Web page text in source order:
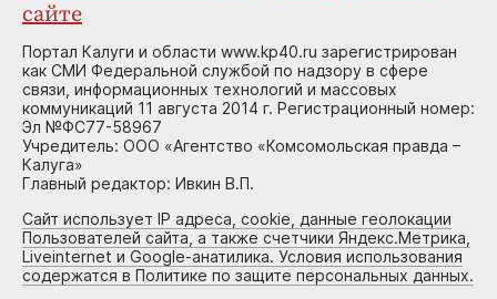
сайте
Портал Калуги и области www.kp40.ru зарегистрирован
как СМИ Федеральной службой по надзору в сфере
связи, информационных технологий и массовых
коммуникаций 11 августа 2014 г. Регистрационный номер:
Эл №ФС77-58967
Учредитель: ООО «Агентство «Комсомольская правда –
Калуга»
Главный редактор: Ивкин В.П.
Сайт использует IP адреса, cookie, данные геолокации
Пользователей сайта, а также счетчики Яндекс.Метрика,
Liveinternet и Google-анатилика. Условия использования
содержатся в Политике по защите персональных данных.